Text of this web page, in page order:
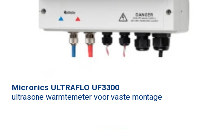
Micronics ULTRAFLO UF3300
ultrasone warmtemeter voor vaste montage